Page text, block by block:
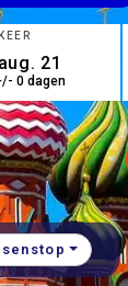
0 dagen